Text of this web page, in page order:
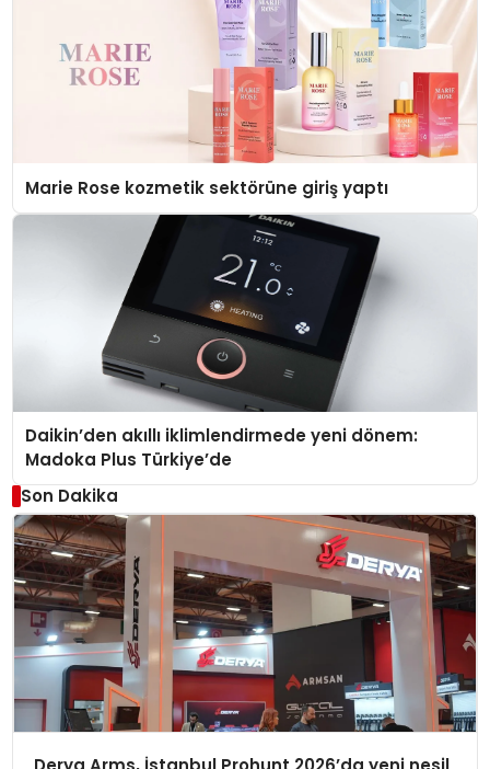
Marie Rose kozmetik sektörüne giriş yaptı
Daikin’den akıllı iklimlendirmede yeni dönem:
Madoka Plus Türkiye’de
Son Dakika